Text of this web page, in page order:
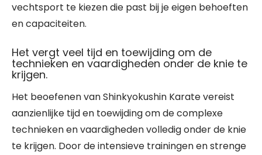
vechtsport te kiezen die past bij je eigen behoeften
en capaciteiten.
Het vergt veel tijd en toewijding om de
technieken en vaardigheden onder de knie te
krijgen.
Het beoefenen van Shinkyokushin Karate vereist
aanzienlijke tijd en toewijding om de complexe
technieken en vaardigheden volledig onder de knie
te krijgen. Door de intensieve trainingen en strenge